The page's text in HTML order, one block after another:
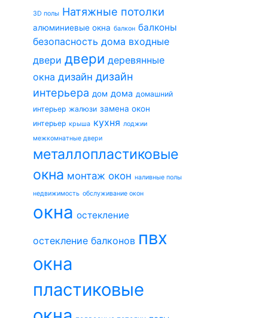
3D полы Натяжные потолки
алюминиевые окна балкон балконы
безопасность дома входные
двери двери деревянные
окна дизайн дизайн
интерьера дом дома домашний
интерьер жалюзи замена окон
интерьер крыша кухня лоджии
межкомнатные двери
металлопластиковые
окна монтаж окон наливные полы
недвижимость обслуживание окон
окна остекление
остекление балконов пвх
окна
пластиковые